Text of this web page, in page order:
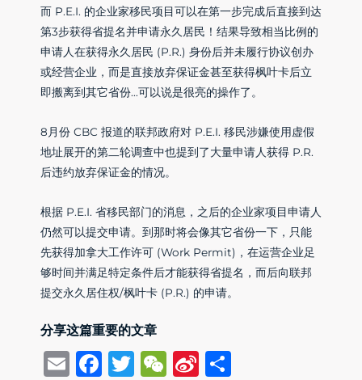
而 P.E.I. 的企业家移民项目可以在第一步完成后直接到达
第3步获得省提名并申请永久居民！结果导致相当比例的
申请人在获得永久居民 (P.R.) 身份后并未履行协议创办
或经营企业，而是直接放弃保证金甚至获得枫叶卡后立
即搬离到其它省份…可以说是很亮的操作了。
8月份 CBC 报道的联邦政府对 P.E.I. 移民涉嫌使用虚假
地址展开的第二轮调查中也提到了大量申请人获得 P.R.
后违约放弃保证金的情况。
根据 P.E.I. 省移民部门的消息，之后的企业家项目申请人
仍然可以提交申请。到那时将会像其它省份一下，只能
先获得加拿大工作许可 (Work Permit)，在运营企业足
够时间并满足特定条件后才能获得省提名，而后向联邦
提交永久居住权/枫叶卡 (P.R.) 的申请。
分享这篇重要的文章
EmailFacebook
Twitter
WeChat
Sina